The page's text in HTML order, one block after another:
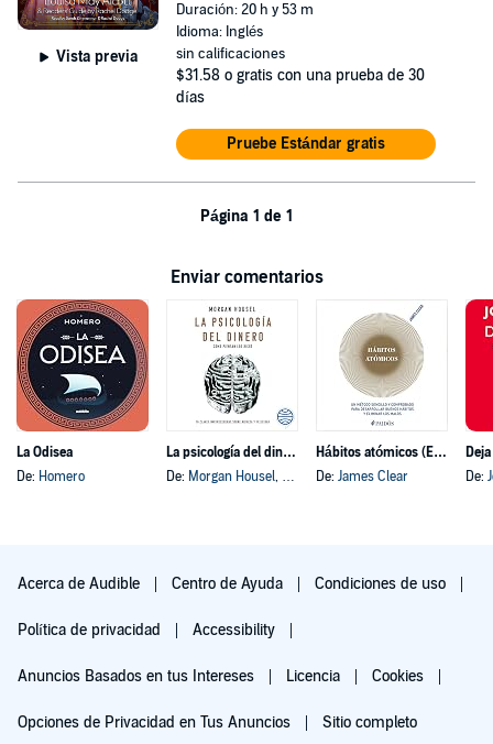
Vista previa
Duración: 20 h y 53 m
Idioma: Inglés
sin calificaciones
$31.58 o gratis con una prueba de 30
días
Pruebe Estándar gratis
Página 1 de 1
Enviar comentarios
La Odisea
De: Homero
La psicología del dinero
De: Morgan Housel, y otros
Hábitos atómicos (Español neutro)
De: James Clear
De:
Acerca de Audible Centro de Ayuda Condiciones de uso
Política de privacidad Accessibility
Anuncios Basados en tus Intereses Licencia Cookies
Opciones de Privacidad en Tus Anuncios Sitio completo